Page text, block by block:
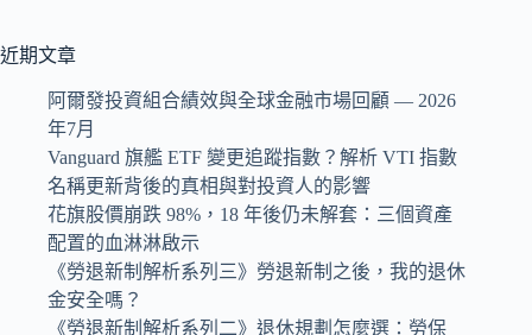
近期文章
阿爾發投資組合績效與全球金融市場回顧 — 2026
年7月
Vanguard 旗艦 ETF 變更追蹤指數？解析 VTI 指數
名稱更新背後的真相與對投資人的影響
花旗股價崩跌 98%，18 年後仍未解套：三個資產
配置的血淋淋啟示
《勞退新制解析系列三》勞退新制之後，我的退休
金安全嗎？
《勞退新制解析系列二》退休規劃怎麼選：勞保